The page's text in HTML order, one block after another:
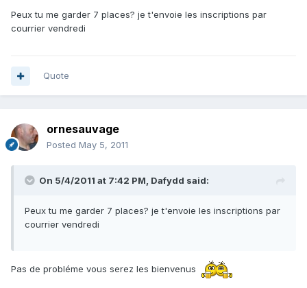
Peux tu me garder 7 places? je t'envoie les inscriptions par
courrier vendredi
Quote
ornesauvage
Posted May 5, 2011
On 5/4/2011 at 7:42 PM, Dafydd said:
Peux tu me garder 7 places? je t'envoie les inscriptions par
courrier vendredi
Pas de probléme vous serez les bienvenus